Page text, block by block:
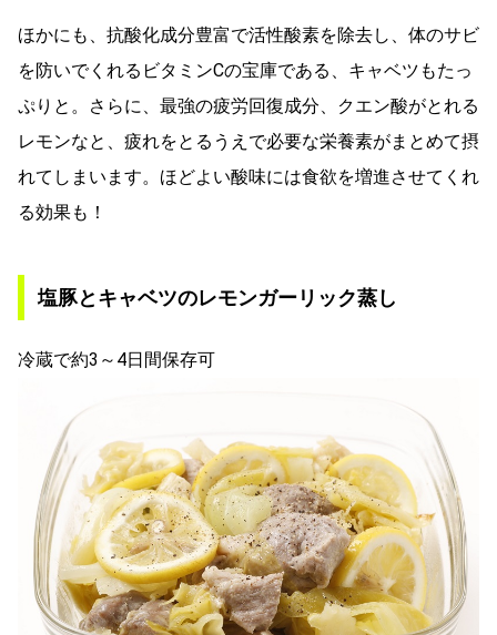
ほかにも、抗酸化成分豊富で活性酸素を除去し、体のサビ
を防いでくれるビタミンCの宝庫である、キャベツもたっ
ぷりと。さらに、最強の疲労回復成分、クエン酸がとれる
レモンなと、疲れをとるうえで必要な栄養素がまとめて摂
れてしまいます。ほどよい酸味には食欲を増進させてくれ
る効果も！
塩豚とキャベツのレモンガーリック蒸し
冷蔵で約3～4日間保存可